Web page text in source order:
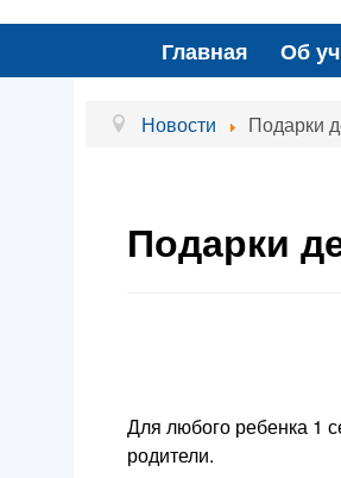
Главная Об
Новости Подарки
Подарки
Для любого ребенка 1
родители.